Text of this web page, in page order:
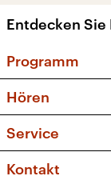
Entdecken
Programm
Musikliste
Kakadu
Hören
Service
FAQ
Kontakt